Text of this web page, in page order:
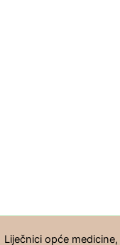
opće medicine,